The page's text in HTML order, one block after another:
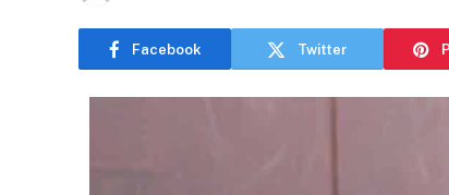
Facebook Twitter